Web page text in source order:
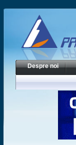
Despre noi